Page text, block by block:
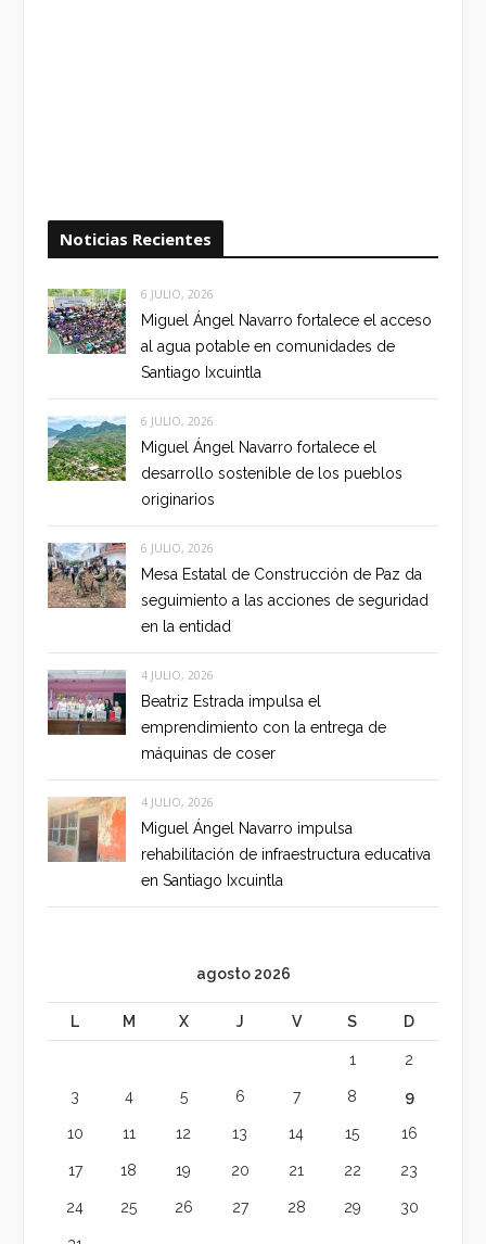
Noticias Recientes
6 JULIO, 2026
Miguel Ángel Navarro fortalece el acceso
al agua potable en comunidades de
Santiago Ixcuintla
6 JULIO, 2026
Miguel Ángel Navarro fortalece el
desarrollo sostenible de los pueblos
originarios
6 JULIO, 2026
Mesa Estatal de Construcción de Paz da
seguimiento a las acciones de seguridad
en la entidad
4 JULIO, 2026
Beatriz Estrada impulsa el
emprendimiento con la entrega de
máquinas de coser
4 JULIO, 2026
Miguel Ángel Navarro impulsa
rehabilitación de infraestructura educativa
en Santiago Ixcuintla
agosto 2026
L M X J V S D
1 2
3 4 5 6 7 8 9
10 11 12 13 14 15 16
17 18 19 20 21 22 23
24 25 26 27 28 29 30